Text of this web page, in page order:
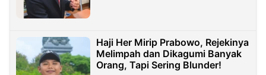
Haji Her Mirip Prabowo, Rejekinya
Melimpah dan Dikagumi Banyak
Orang, Tapi Sering Blunder!